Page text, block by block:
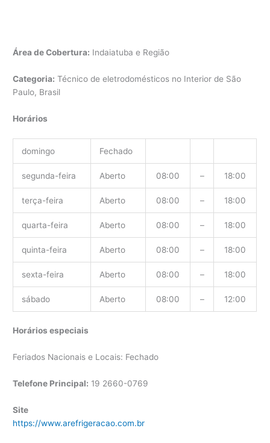
Área de Cobertura: Indaiatuba e Região
Categoria: Técnico de eletrodomésticos no Interior de São
Paulo, Brasil
Horários
domingo Fechado
segunda-feira Aberto 08:00 – 18:00
terça-feira Aberto 08:00 – 18:00
quarta-feira Aberto 08:00 – 18:00
quinta-feira Aberto 08:00 – 18:00
sexta-feira Aberto 08:00 – 18:00
sábado Aberto 08:00 – 12:00
Horários especiais
Feriados Nacionais e Locais: Fechado
Telefone Principal: 19 2660-0769
Site
https://www.arefrigeracao.com.br